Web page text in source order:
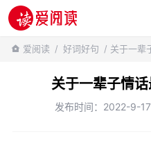
百科知识
爱阅读 / 好词好句 / 关于一辈
关于一辈子情
发布时间：2022-9-